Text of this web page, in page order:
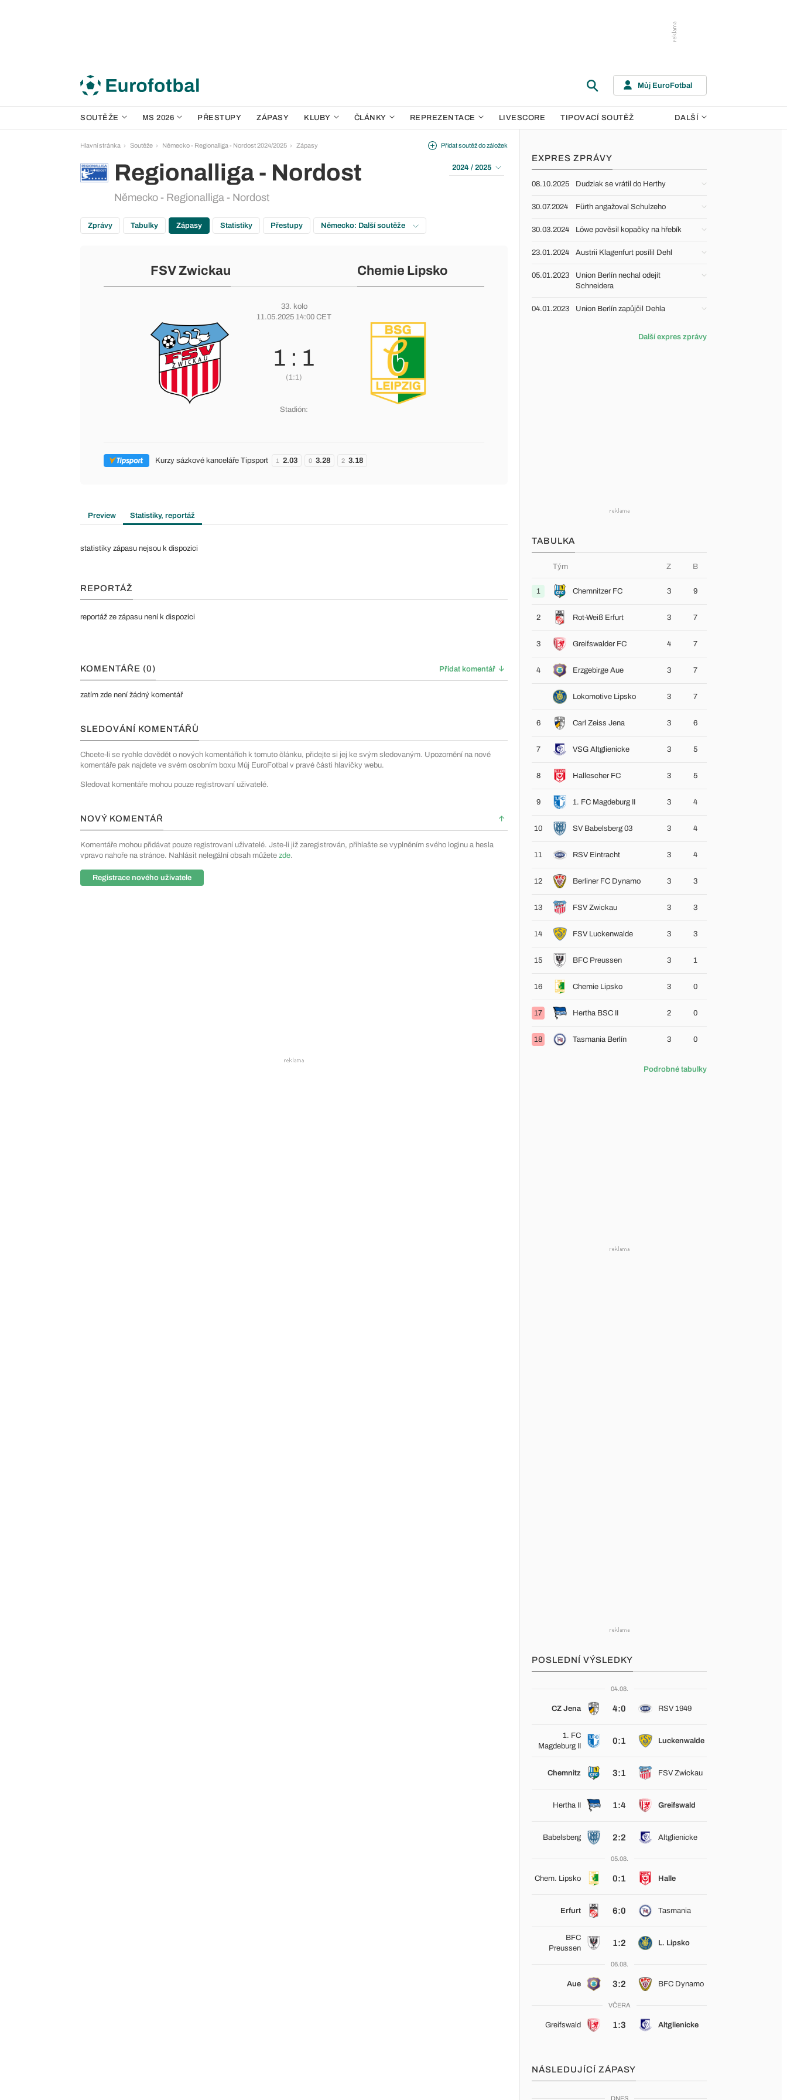
Můj EuroFotbal
SOUTĚŽE MS 2026 PŘESTUPY ZÁPASY KLUBY ČLÁNKY REPREZENTACE LIVESCORE TIPOVACÍ SOUTĚŽ DALŠÍ
Hlavní stránka Soutěže Německo - Regionalliga - Nordost 2024/2025 Zápasy
Regionalliga - Nordost
Německo - Regionalliga - Nordost
Přidat soutěž do záložek
2024 / 2025
Zprávy Tabulky Zápasy Statistiky Přestupy Německo: Další soutěže
FSV Zwickau Chemie Lipsko
33. kolo
11.05.2025 14:00 CET
1 : 1
(1:1)
Stadión:
Kurzy sázkové kanceláře Tipsport 1 2.03 0 3.28 2 3.18
Preview Statistiky, reportáž
statistiky zápasu nejsou k dispozici
REPORTÁŽ
reportáž ze zápasu není k dispozici
KOMENTÁŘE (0) Přidat komentář
zatím zde není žádný komentář
SLEDOVÁNÍ KOMENTÁŘŮ
Chcete-li se rychle dovědět o nových komentářích k tomuto článku, přidejte si jej ke svým sledovaným. Upozornění na nové
komentáře pak najdete ve svém osobním boxu Můj EuroFotbal v pravé části hlavičky webu.
Sledovat komentáře mohou pouze registrovaní uživatelé.
NOVÝ KOMENTÁŘ
Komentáře mohou přidávat pouze registrovaní uživatelé. Jste-li již zaregistrován, přihlašte se vyplněním svého loginu a hesla
vpravo nahoře na stránce. Nahlásit nelegální obsah můžete zde.
Registrace nového uživatele
EXPRES ZPRÁVY
08.10.2025 Dudziak se vrátil do Herthy
30.07.2024 Fürth angažoval Schulzeho
30.03.2024 Löwe pověsil kopačky na hřebík
23.01.2024 Austrii Klagenfurt posílil Dehl
05.01.2023
Union Berlín nechal odejít
Schneidera
04.01.2023 Union Berlín zapůjčil Dehla
Další expres zprávy
TABULKA
Tým Z B
1 Chemnitzer FC 3 9
2 Rot-Weiß Erfurt 3 7
3 Greifswalder FC 4 7
4 Erzgebirge Aue 3 7
Lokomotive Lipsko 3 7
6 Carl Zeiss Jena 3 6
7 VSG Altglienicke 3 5
8 Hallescher FC 3 5
9 1. FC Magdeburg II 3 4
10 SV Babelsberg 03 3 4
11 RSV Eintracht 3 4
12 Berliner FC Dynamo 3 3
13 FSV Zwickau 3 3
14 FSV Luckenwalde 3 3
15 BFC Preussen 3 1
16 Chemie Lipsko 3 0
17 Hertha BSC II 2 0
18 Tasmania Berlín 3 0
Podrobné tabulky
POSLEDNÍ VÝSLEDKY
04.08.
CZ Jena 4:0 RSV 1949
1. FC
Magdeburg II
0:1 Luckenwalde
Chemnitz 3:1 FSV Zwickau
Hertha II 1:4 Greifswald
Babelsberg 2:2 Altglienicke
05.08.
Chem. Lipsko 0:1 Halle
Erfurt 6:0 Tasmania
BFC
Preussen
1:2 L. Lipsko
06.08.
Aue 3:2 BFC Dynamo
VČERA
Greifswald 1:3 Altglienicke
NÁSLEDUJÍCÍ ZÁPASY
DNES